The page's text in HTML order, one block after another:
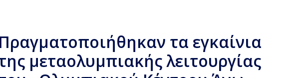
Πραγματοποιήθηκαν τα εγκαίνια
μεταολυμπιακής λειτουργίας